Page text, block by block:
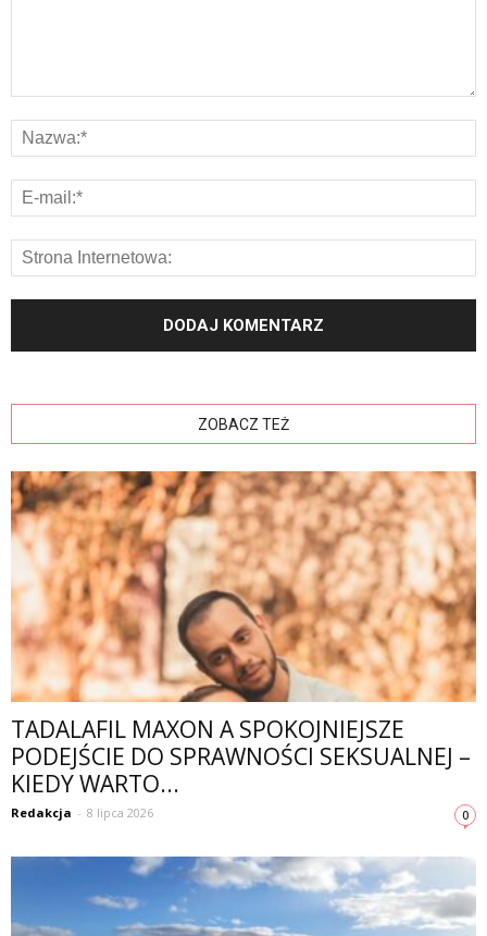
ZOBACZ TEŻ
TADALAFIL MAXON A SPOKOJNIEJSZE
PODEJŚCIE DO SPRAWNOŚCI SEKSUALNEJ –
KIEDY WARTO...
Redakcja - 8 lipca 2026 0